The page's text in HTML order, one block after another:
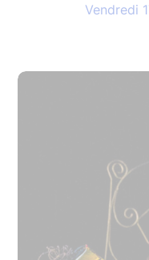
Vendredi